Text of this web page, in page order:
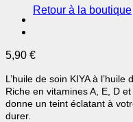
Retour à la boutique
5,90 €
L’huile de soin KIYA à l’huile
Riche en vitamines A, E, D
donne un teint éclatant à
durer.